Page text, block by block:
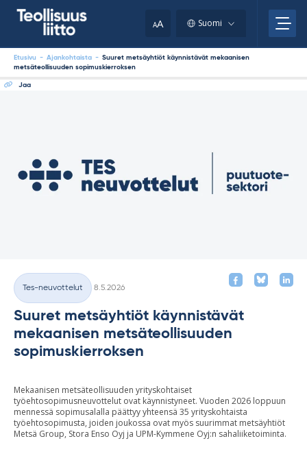
AA Suomi
Etusivu - Ajankohtaista - Suuret metsäyhtiöt käynnistävät mekaanisen
metsäteollisuuden sopimuskierroksen
Jaa
Kategoriat
Tes-neuvottelut
8.5.2026
Suuret metsäyhtiöt käynnistävät
mekaanisen metsäteollisuuden
sopimuskierroksen
Mekaanisen metsäteollisuuden yrityskohtaiset
työehtosopimusneuvottelut ovat käynnistyneet. Vuoden 2026 loppuun
mennessä sopimusalalla päättyy yhteensä 35 yrityskohtaista
työehtosopimusta, joiden joukossa ovat myös suurimmat metsäyhtiöt
Metsä Group, Stora Enso Oyj ja UPM-Kymmene Oyj:n sahaliiketoiminta.
clipboard.)